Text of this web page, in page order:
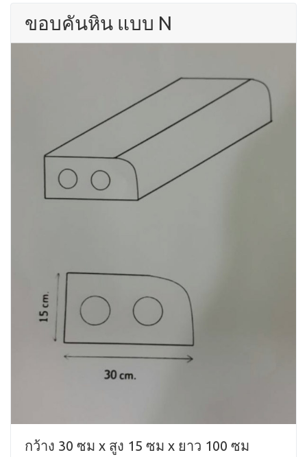
ขอบคันหิน แบบ N
กว้าง 30 ซม x สูง 15 ซม x ยาว 100 ซม